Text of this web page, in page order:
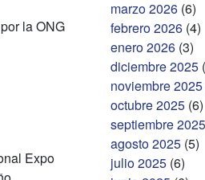
la ONG
Expo
marzo 2026 (6)
febrero 2026 (4)
enero 2026 (3)
diciembre 2025
noviembre 2025
octubre 2025 (6)
septiembre 2025
agosto 2025 (5)
julio 2025 (6)